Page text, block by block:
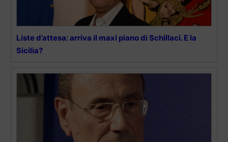
Liste d’attesa: arriva il maxi piano di Schillaci. E la
Sicilia?